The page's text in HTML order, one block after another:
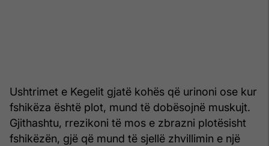
Ushtrimet e Kegelit gjatë kohës që urinoni ose kur
fshikëza është plot, mund të dobësojnë muskujt.
Gjithashtu, rrezikoni të mos e zbrazni plotësisht
fshikëzën, gjë që mund të sjellë zhvillimin e një